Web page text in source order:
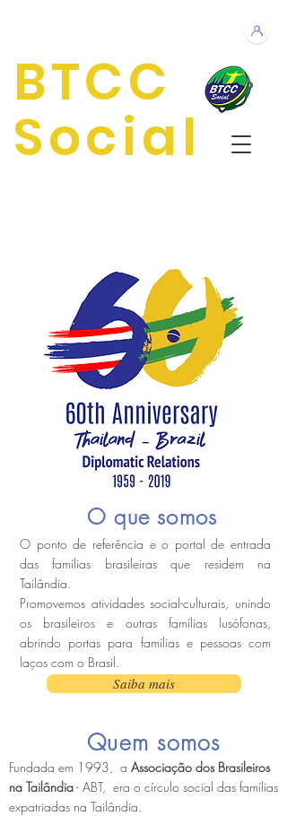
BTCC
Social
O que somos
O ponto de referência e o portal de entrada
das famílias brasileiras que residem na
Tailândia.
Promovemos atividades social-culturais, unindo
os brasileiros e outras famílias lusófonas,
abrindo portas para famílias e pessoas com
laços com o Brasil.
Saiba mais
Quem somos
Fundada em 1993, a Associação dos Brasileiros
na Tailândia- ABT, era o círculo social das famílias
expatriadas na Tailândia.